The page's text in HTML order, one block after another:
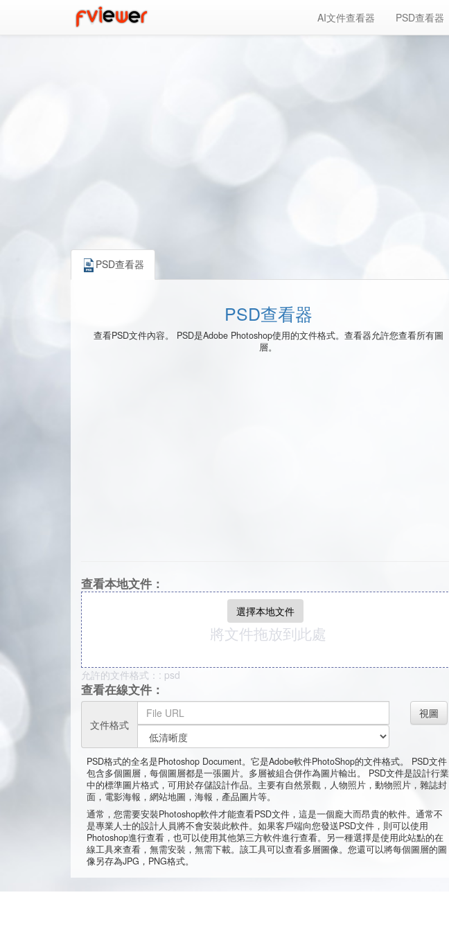
AI文件查看器 PSD查看器
PSD查看器
PSD查看器
查看PSD文件內容。 PSD是Adobe Photoshop使用的文件格式。查看器允許您查看所有圖
層。
查看本地文件：
選擇本地文件
將文件拖放到此處
允許的文件格式：: psd
查看在線文件：
文件格式
視圖
PSD格式的全名是Photoshop Document。它是Adobe軟件PhotoShop的文件格式。 PSD文件
包含多個圖層，每個圖層都是一張圖片。多層被組合併作為圖片輸出。 PSD文件是設計行業
中的標準圖片格式，可用於存儲設計作品。主要有自然景觀，人物照片，動物照片，雜誌封
面，電影海報，網站地圖，海報，產品圖片等。
通常，您需要安裝Photoshop軟件才能查看PSD文件，這是一個龐大而昂貴的軟件。通常不
是專業人士的設計人員將不會安裝此軟件。如果客戶端向您發送PSD文件，則可以使用
Photoshop進行查看，也可以使用其他第三方軟件進行查看。另一種選擇是使用此站點的在
線工具來查看，無需安裝，無需下載。該工具可以查看多層圖像。您還可以將每個圖層的圖
像另存為JPG，PNG格式。